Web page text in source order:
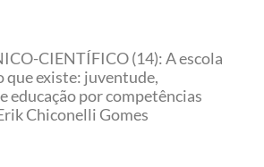
CIENTÍFICO (14): A escola
que existe: juventude,
educação por competências
Chiconelli Gomes